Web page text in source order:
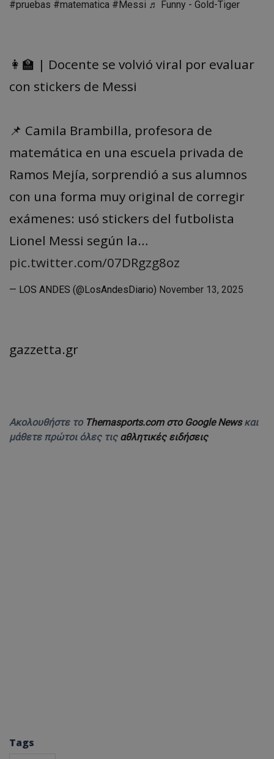
#pruebas #matematica #Messi ♬ Funny - Gold-Tiger
👩‍🏫 | Docente se volvió viral por evaluar
con stickers de Messi
📌 Camila Brambilla, profesora de
matemática en una escuela privada de
Ramos Mejía, sorprendió a sus alumnos
con una forma muy original de corregir
exámenes: usó stickers del futbolista
Lionel Messi según la…
pic.twitter.com/07DRgzg8oz
— LOS ANDES (@LosAndesDiario) November 13, 2025
gazzetta.gr
Ακολουθήστε το Themasports.com στο Google Newsκαι
μάθετε πρώτοι όλες τις αθλητικές ειδήσεις
Tags